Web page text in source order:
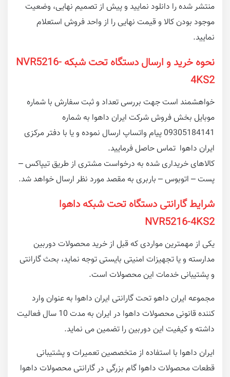
منتشر شده را دانلود نمایید و پیش از تصمیم نهایی، وضعیت
موجود بودن کالا و قیمت نهایی را از واحد فروش استعلام
نمایید.
نحوه خرید و ارسال دستگاه تحت شبکه NVR5216-
4KS2
خواهشمند است جهت بررسی تعداد و ثبت سفارش با شماره
موبایل بخش فروش شرکت ایران داهوا به شماره
09305184141 پیام واتساپ ارسال نموده و یا با دفتر مرکزی
ایران داهوا تماس حاصل فرمایید.
کالاهای خریداری شده به درخواست مشتری از طریق تیپاکس –
پست – اتوبوس – باربری به مقصد مورد نظر ارسال خواهد شد.
شرایط گارانتی دستگاه تحت شبکه داهوا
NVR5216-4KS2
یکی از مهمترین مواردی که قبل از خرید محصولات دوربین
مدارسته و یا تجهیزات امنیتی بایستی توجه نماید، بحث گارانتی
و پشتیبانی خدمات این محصولات است.
مجموعه ایران داهو تحت گارانتی ایران داهوا به عنوان وارد
کننده قانونی محصولات داهوا در ایران به مدت 10 سال فعالیت
داشته و کیفیت این دوربین را تضمین می نماید.
ایران داهوا با استفاده از متخصصین تعمیرات و پشتیبانی
قطعات محصولات داهوا گام بزرگی در گارانتی محصولات داهوا